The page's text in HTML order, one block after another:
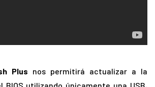
Plus nos permitirá actualizar a la